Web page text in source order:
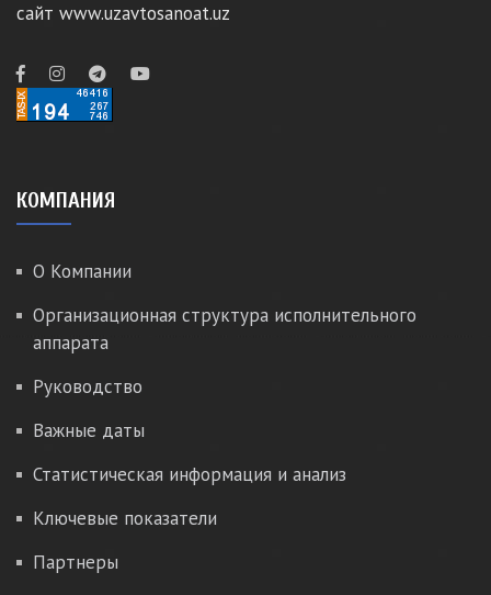
сайт www.uzavtosanoat.uz
КОМПАНИЯ
О Компании
Организационная структура исполнительного
аппарата
Руководство
Важные даты
Статистическая информация и анализ
Ключевые показатели
Партнеры